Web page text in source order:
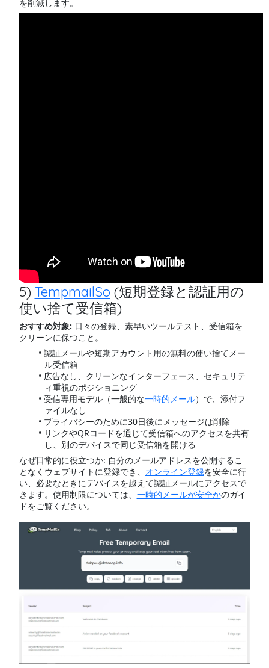
を削減します。
5) TempmailSo (短期登録と認証用の
使い捨て受信箱)
おすすめ対象: 日々の登録、素早いツールテスト、受信箱を
クリーンに保つこと。
認証メールや短期アカウント用の無料の使い捨てメー
ル受信箱
広告なし、クリーンなインターフェース、セキュリテ
ィ重視のポジショニング
受信専用モデル（一般的な一時的メール）で、添付フ
ァイルなし
プライバシーのために30日後にメッセージは削除
リンクやQRコードを通じて受信箱へのアクセスを共有
し、別のデバイスで同じ受信箱を開ける
なぜ日常的に役立つか: 自分のメールアドレスを公開するこ
となくウェブサイトに登録でき、 オンライン登録を安全に行
い、必要なときにデバイスを越えて認証メールにアクセスで
きます。使用制限については、 一時的メールが安全かのガイ
ドをご覧ください。